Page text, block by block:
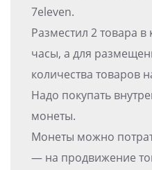
7eleven.
Разместил 2 товара
часы, а для
количества товаров
Надо покупать
монеты.
Монеты можно
— на продвижение